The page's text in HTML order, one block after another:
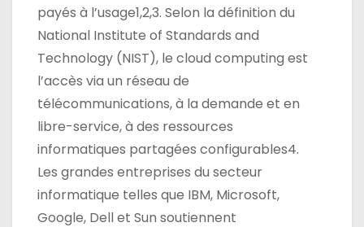
payés à l’usage1,2,3. Selon la définition du
National Institute of Standards and
Technology (NIST), le cloud computing est
l’accès via un réseau de
télécommunications, à la demande et en
libre-service, à des ressources
informatiques partagées configurables4.
Les grandes entreprises du secteur
informatique telles que IBM, Microsoft,
Google, Dell et Sun soutiennent